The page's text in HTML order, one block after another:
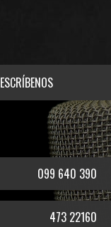
ESCRÍBENOS
099 640 390
473 22160